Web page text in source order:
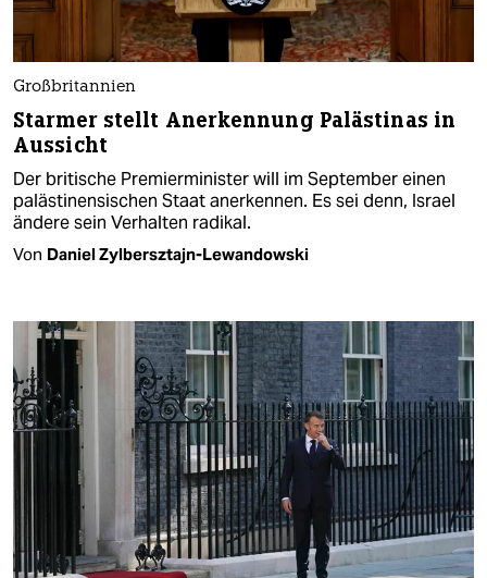
Großbritannien
Starmer stellt Anerkennung Palästinas in
Aussicht
Der britische Premierminister will im September einen
palästinensischen Staat anerkennen. Es sei denn, Israel
ändere sein Verhalten radikal.
Von Daniel Zylbersztajn-Lewandowski